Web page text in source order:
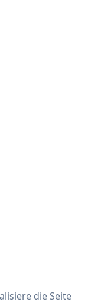
die Seite